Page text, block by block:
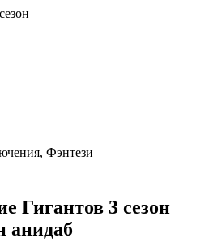
Фэнтези
Гигантов 3 сезон
анидаб